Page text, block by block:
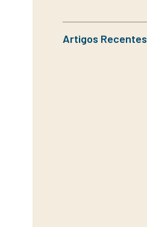
Artigos Recentes